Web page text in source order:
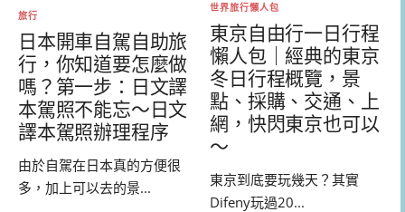
旅行
日本開車自駕自助旅
行，你知道要怎麼做
嗎？第一步：日文譯
本駕照不能忘～日文
譯本駕照辦理程序
由於自駕在日本真的方便很
多，加上可以去的景...
世界旅行懶人包
東京自由行一日行程
懶人包｜經典的東京
冬日行程概覽，景
點、採購、交通、上
網，快閃東京也可以
～
東京到底要玩幾天？其實
Difeny玩過20...